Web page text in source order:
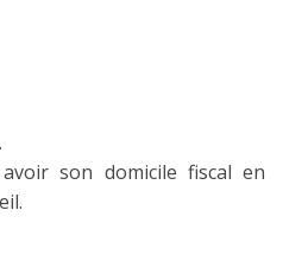
son domicile fiscal en